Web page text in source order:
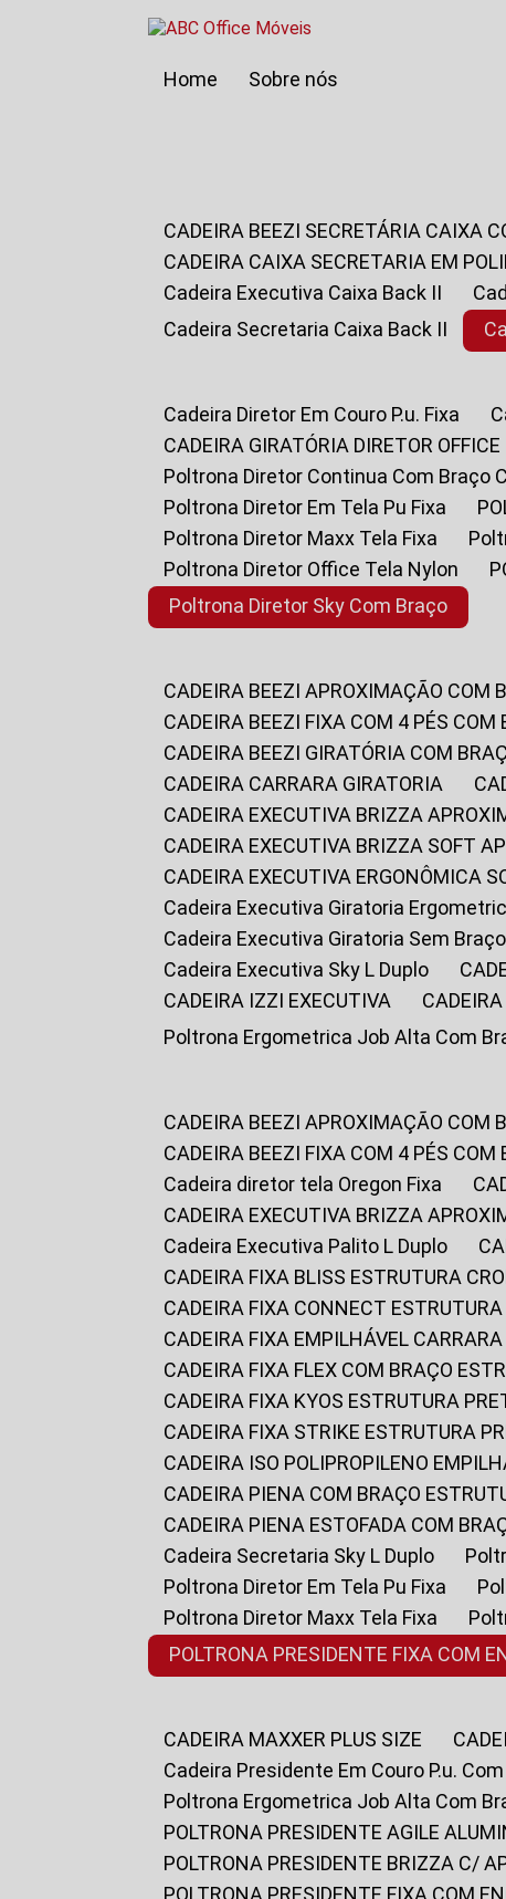
Home
Sobre nós
CADEIRA BEEZI SECRETÁRIA CAIXA
CADEIRA CAIXA SECRETARIA EM
Cadeira Executiva Caixa Back II
Cadeira Secretaria Caixa Back II
Cadeira Diretor Em Couro P.u. Fixa
CADEIRA GIRATÓRIA DIRETOR OFFICE
Poltrona Diretor Continua Com Braço
Poltrona Diretor Em Tela Pu Fixa
Poltrona Diretor Maxx Tela Fixa
Poltrona Diretor Office Tela Nylon
Poltrona Diretor Sky Com Braço
CADEIRA BEEZI APROXIMAÇÃO COM
CADEIRA BEEZI FIXA COM 4 PÉS COM
CADEIRA BEEZI GIRATÓRIA COM
CADEIRA CARRARA GIRATORIA
CADEIRA EXECUTIVA BRIZZA
CADEIRA EXECUTIVA BRIZZA SOFT
CADEIRA EXECUTIVA ERGONÔMICA
Cadeira Executiva Giratoria
Cadeira Executiva Giratoria Sem Braço
Cadeira Executiva Sky L Duplo
CADEIRA IZZI EXECUTIVA
Poltrona Ergometrica Job Alta Com
CADEIRA BEEZI APROXIMAÇÃO COM
CADEIRA BEEZI FIXA COM 4 PÉS
Cadeira diretor tela Oregon Fixa
CADEIRA EXECUTIVA BRIZZA
Cadeira Executiva Palito L Duplo
CADEIRA FIXA BLISS ESTRUTURA
CADEIRA FIXA CONNECT
CADEIRA FIXA EMPILHÁVEL CARRARA
CADEIRA FIXA FLEX COM BRAÇO
CADEIRA FIXA KYOS ESTRUTURA
CADEIRA FIXA STRIKE ESTRUTURA
CADEIRA ISO POLIPROPILENO
CADEIRA PIENA COM BRAÇO
CADEIRA PIENA ESTOFADA COM
Cadeira Secretaria Sky L Duplo
Poltrona Diretor Em Tela Pu Fixa
Poltrona Diretor Maxx Tela Fixa
POLTRONA PRESIDENTE FIXA COM
CADEIRA MAXXER PLUS SIZE
Cadeira Presidente Em Couro P.u.
Poltrona Ergometrica Job Alta Com
POLTRONA PRESIDENTE AGILE
POLTRONA PRESIDENTE BRIZZA C/
POLTRONA PRESIDENTE FIXA COM